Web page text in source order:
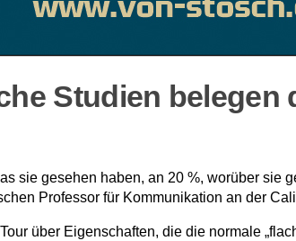
Studien
sie gesehen haben, an 20 %, worüber sie
Professor für Kommunikation an der
über Eigenschaften, die die normale